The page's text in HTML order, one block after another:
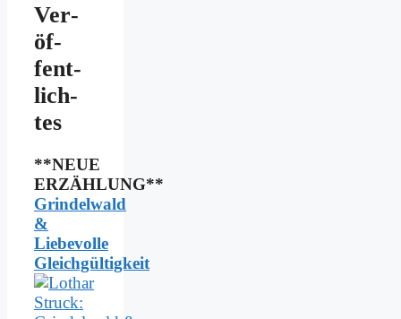
Ver­
öf­
fent­
lich­
tes
**NEUE
ERZÄHLUNG**
Grindelwald
&
Liebevolle
Gleichgültigkeit